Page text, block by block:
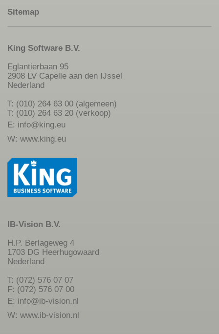
Sitemap
King Software B.V.
Eglantierbaan 95
2908 LV Capelle aan den IJssel
Nederland
T: (010) 264 63 00 (algemeen)
T: (010) 264 63 20 (verkoop)
E: info@king.eu
W: www.king.eu
IB-Vision B.V.
H.P. Berlageweg 4
1703 DG Heerhugowaard
Nederland
T: (072) 576 07 07
F: (072) 576 07 00
E: info@ib-vision.nl
W: www.ib-vision.nl